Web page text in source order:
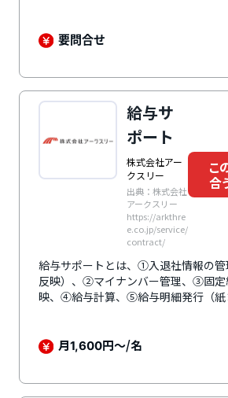
スです。柔軟な対応力を備え、お客
要問合せ
給与サ
ポート
株式会社アー
クスリー
出典：株式会社
アークスリー
https://arkthre
e.co.jp/service/
contract/
こ
合
給与サポートとは、①入退社情報の
反映）、②マイナンバー管理、③固定
映、④給与計算、⑤給与明細発行（紙
覧表の作成、⑥振込データ作成（Ｆ
いった多岐にわたるサービスを提供
ーシングです。 給与計算システムに
月1,600円～/名